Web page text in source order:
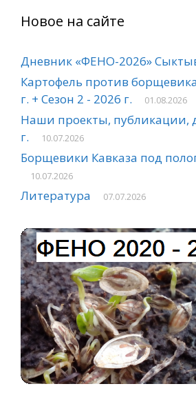
Новое на сайте
Дневник «ФЕНО-2026»
Картофель против
г. + Сезон 2 - 2026 г.
01.08.2026
Наши проекты, публикации,
г.
10.07.2026
Борщевики Кавказа под
10.07.2026
Литература 07.07.2026